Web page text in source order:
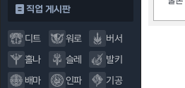
직업 게시판
디트 워로
버서
홀나
슬레
발키
배마
인파
기공